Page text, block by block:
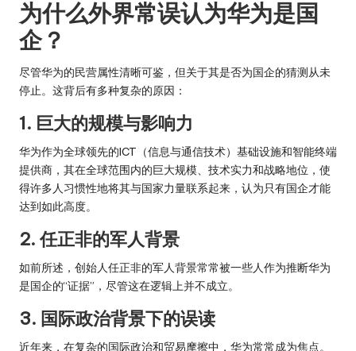
为什么外界常误认为华为是国
企？
尽管华为的民营属性清晰可鉴，但关于其是否为国企的猜测从未
停止。这背后有多种复杂的原因：
1. 巨大的规模与影响力
华为作为全球领先的ICT（信息与通信技术）基础设施和智能终端
提供商，其在全球范围内的巨大规模、技术实力和战略地位，使
得许多人习惯性地将其与国家力量联系起来，认为只有国企才能
达到如此高度。
2. 任正非的军人背景
如前所述，创始人任正非的军人背景常常被一些人作为推断华为
是国企的“证据”，尽管这在逻辑上并不成立。
3. 国际政治背景下的误读
近年来，在复杂的国际政治和贸易摩擦中，华为常常成为焦点。